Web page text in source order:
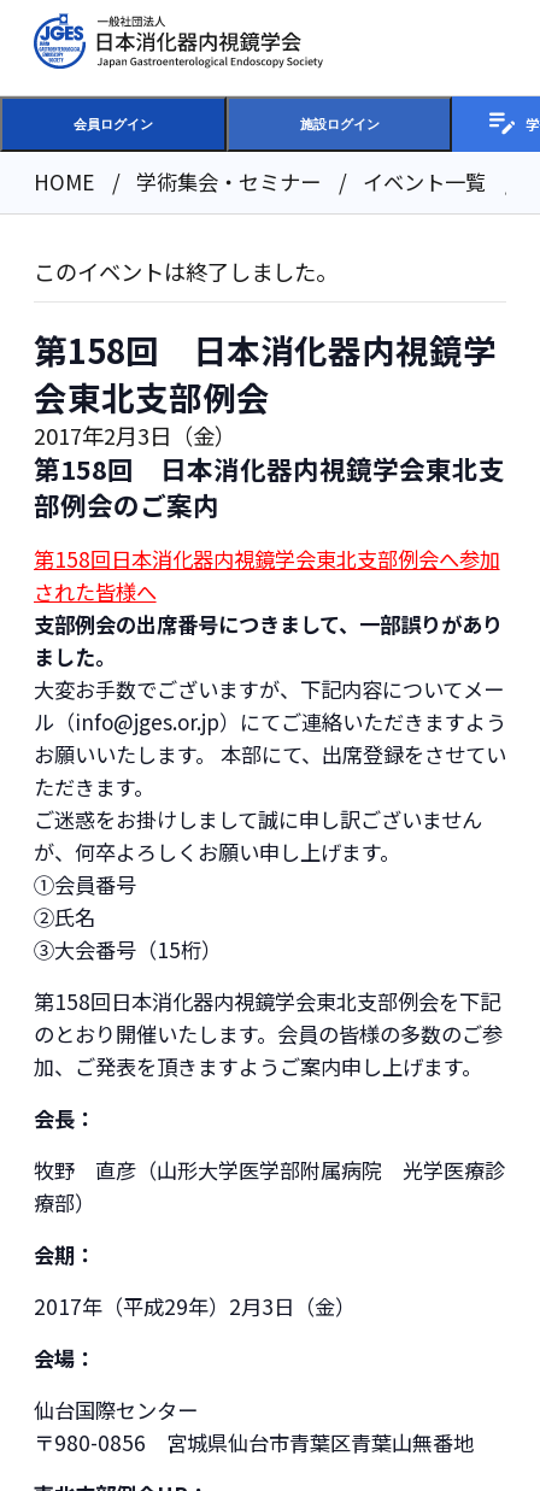
会員ログイン 施設ログイン
HOME 学術集会・セミナー イベント一覧
このイベントは終了しました。
第158回 日本消化器内視鏡学
会東北支部例会
2017年2月3日（金）
第158回 日本消化器内視鏡学会東北支
部例会のご案内
第158回日本消化器内視鏡学会東北支部例会へ参加
された皆様へ
支部例会の出席番号につきまして、一部誤りがあり
ました。
大変お手数でございますが、下記内容についてメー
ル（info@jges.or.jp）にてご連絡いただきますよう
お願いいたします。 本部にて、出席登録をさせてい
ただきます。
ご迷惑をお掛けしまして誠に申し訳ございません
が、何卒よろしくお願い申し上げます。
①会員番号
②氏名
③大会番号（15桁）
第158回日本消化器内視鏡学会東北支部例会を下記
のとおり開催いたします。会員の皆様の多数のご参
加、ご発表を頂きますようご案内申し上げます。
会長：
牧野 直彦（山形大学医学部附属病院 光学医療診
療部）
会期：
2017年（平成29年）2月3日（金）
会場：
仙台国際センター
〒980-0856 宮城県仙台市青葉区青葉山無番地